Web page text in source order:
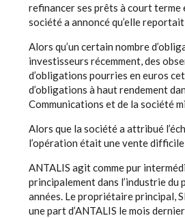
refinancer ses prêts à court
société a annoncé qu’elle
Alors qu’un certain nombre
investisseurs récemment, des
d’obligations pourries en euros
d’obligations à haut rendement
Communications et de la société
Alors que la société a attribué
l’opération était une vente
ANTALIS agit comme pur
principalement dans l’industrie du
années. Le propriétaire principal,
une part d’ANTALIS le mois